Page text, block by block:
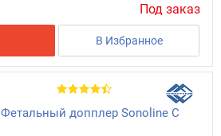
Под заказ
В Избранное
Фетальный допплер Sonoline C